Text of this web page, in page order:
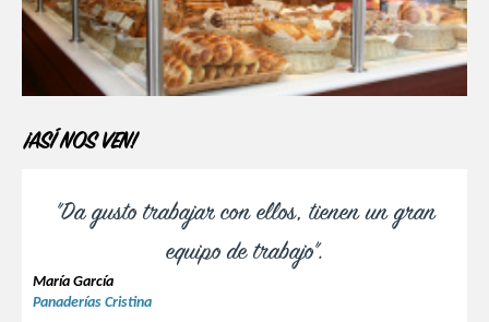
¡ASÍ NOS VEN!
"Da gusto trabajar con ellos, tienen un gran
equipo de trabajo".
María García
Panaderías Cristina